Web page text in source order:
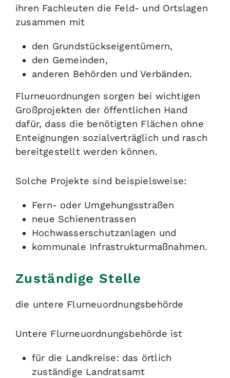
ihren Fachleuten die Feld- und Ortslagen
zusammen mit
den Grundstückseigentümern,
den Gemeinden,
anderen Behörden und Verbänden.
Flurneuordnungen sorgen bei wichtigen
Großprojekten der öffentlichen Hand
dafür, dass die benötigten Flächen ohne
Enteignungen sozialverträglich und rasch
bereitgestellt werden können.
Solche Projekte sind beispielsweise:
Fern- oder Umgehungsstraßen
neue Schienentrassen
Hochwasserschutzanlagen und
kommunale Infrastrukturmaßnahmen.
Zuständige Stelle
die untere Flurneuordnungsbehörde
Untere Flurneuordnungsbehörde ist
für die Landkreise: das örtlich
zuständige Landratsamt